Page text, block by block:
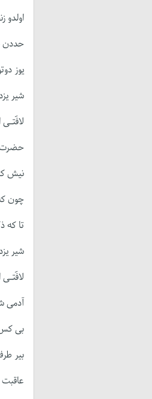
اولدو
حددن
یوز
شیر
حضرت
نیش
چون
تا که
شیر
آدمی
بی کس
بیر
عاقبت